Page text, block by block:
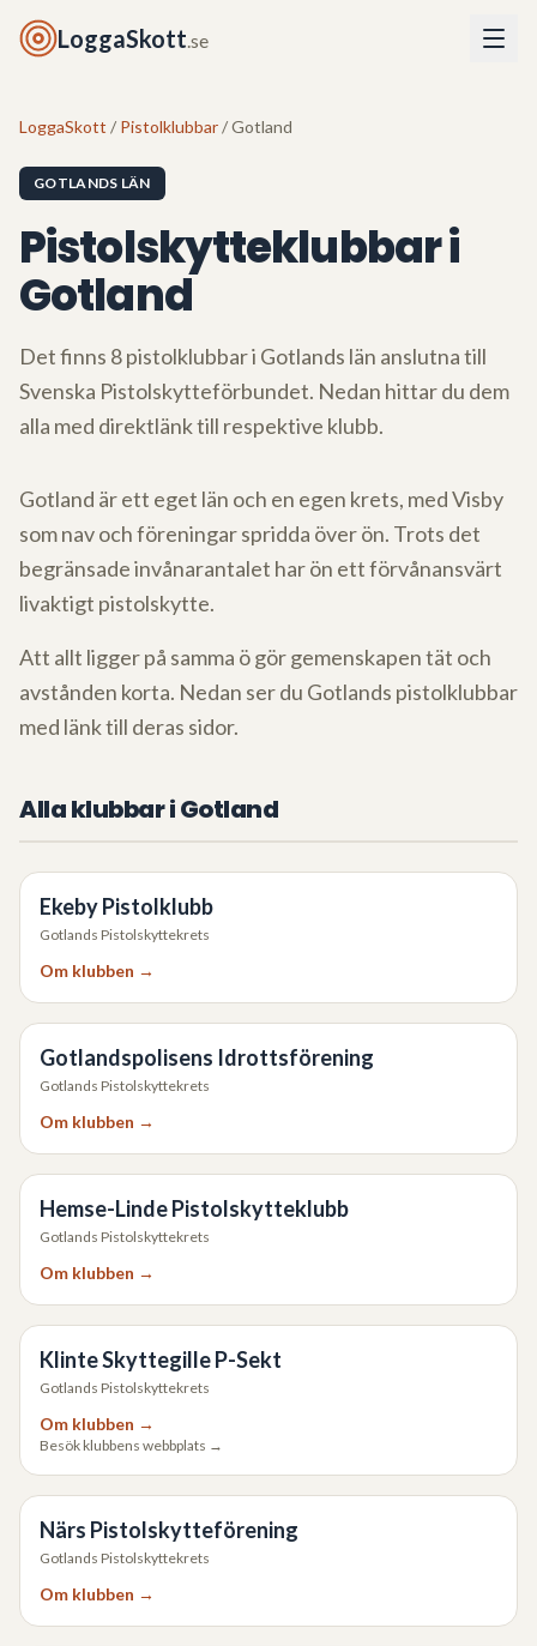
LoggaSkott.se
LoggaSkott / Pistolklubbar/ Gotland
GOTLANDS LÄN
Pistolskytteklubbar i
Gotland
Det finns 8pistolklubbar i Gotlands län anslutna till
Svenska Pistolskytteförbundet. Nedan hittar du dem
alla med direktlänk till respektive klubb.
Gotland är ett eget län och en egen krets, med Visby
som nav och föreningar spridda över ön. Trots det
begränsade invånarantalet har ön ett förvånansvärt
livaktigt pistolskytte.
Att allt ligger på samma ö gör gemenskapen tät och
avstånden korta. Nedan ser du Gotlands pistolklubbar
med länk till deras sidor.
Alla klubbar iGotland
Ekeby Pistolklubb
Gotlands Pistolskyttekrets
Om klubben →
Gotlandspolisens Idrottsförening
Gotlands Pistolskyttekrets
Om klubben →
Hemse-Linde Pistolskytteklubb
Gotlands Pistolskyttekrets
Om klubben →
Klinte Skyttegille P-Sekt
Gotlands Pistolskyttekrets
Om klubben →
Besök klubbens webbplats →
Närs Pistolskytteförening
Gotlands Pistolskyttekrets
Om klubben →